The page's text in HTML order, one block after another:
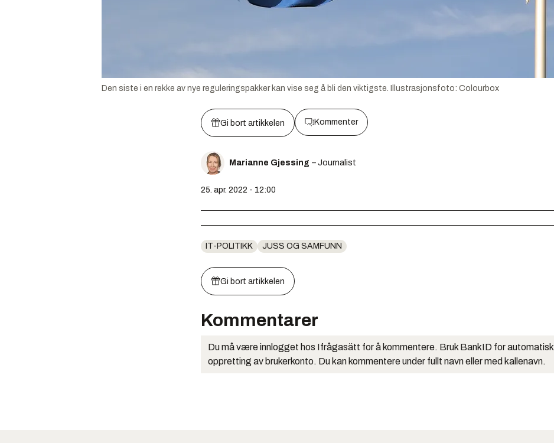
Den siste i en rekke av nye reguleringspakker kan vise seg å bli den viktigste. Illustrasjonsfoto: Colourbox
Gi bort artikkelen Kommenter
Marianne Gjessing – Journalist
25. apr. 2022 - 12:00
IT-POLITIKK JUSS OG SAMFUNN
Gi bort artikkelen
Kommentarer
Du må være innlogget hos Ifrågasätt for å kommentere. Bruk BankID for automatisk
oppretting av brukerkonto. Du kan kommentere under fullt navn eller med kallenavn.